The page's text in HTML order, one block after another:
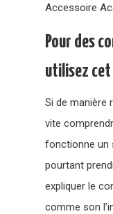
Accessoire
Pour des
utilisez cet
Si de manière
vite
fonctionne un
pourtant
expliquer le
comme son